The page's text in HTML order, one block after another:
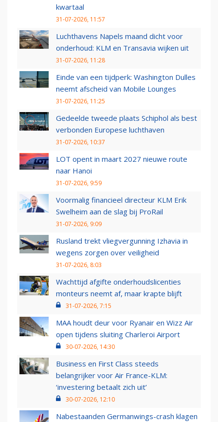
kwartaal
31-07-2026, 11:57
Luchthavens Napels maand dicht voor
onderhoud: KLM en Transavia wijken uit
31-07-2026, 11:28
Einde van een tijdperk: Washington Dulles
neemt afscheid van Mobile Lounges
31-07-2026, 11:25
Gedeelde tweede plaats Schiphol als best
verbonden Europese luchthaven
31-07-2026, 10:37
LOT opent in maart 2027 nieuwe route
naar Hanoi
31-07-2026, 9:59
Voormalig financieel directeur KLM Erik
Swelheim aan de slag bij ProRail
31-07-2026, 9:09
Rusland trekt vliegvergunning Izhavia in
wegens zorgen over veiligheid
31-07-2026, 8:03
Wachttijd afgifte onderhoudslicenties
monteurs neemt af, maar krapte blijft
31-07-2026, 7:15
MAA houdt deur voor Ryanair en Wizz Air
open tijdens sluiting Charleroi Airport
30-07-2026, 14:30
Business en First Class steeds
belangrijker voor Air France-KLM:
‘investering betaalt zich uit’
30-07-2026, 12:10
Nabestaanden Germanwings-crash klagen